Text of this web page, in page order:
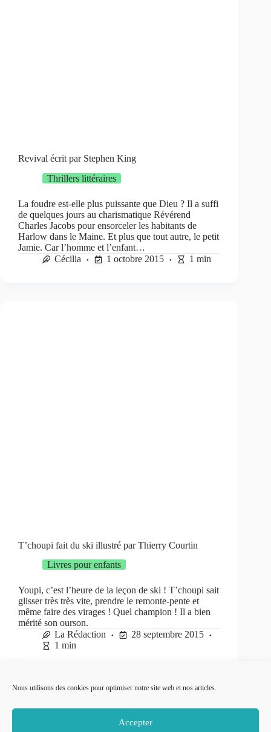
Nous utilisons des cookies pour optimiser notre site web et nos articles.
Accepter
Revival écrit par Stephen King
Thrillers littéraires
La foudre est-elle plus puissante que Dieu ? Il a suffi
de quelques jours au charismatique Révérend
Charles Jacobs pour ensorceler les habitants de
Harlow dans le Maine. Et plus que tout autre, le petit
Jamie. Car l’homme et l’enfant…
Cécilia
1 octobre 2015 1 min
T’choupi fait du ski illustré par Thierry Courtin
Livres pour enfants
Youpi, c’est l’heure de la leçon de ski ! T’choupi sait
glisser très très vite, prendre le remonte-pente et
même faire des virages ! Quel champion ! Il a bien
mérité son ourson.
La Rédaction
28 septembre 2015
1 min